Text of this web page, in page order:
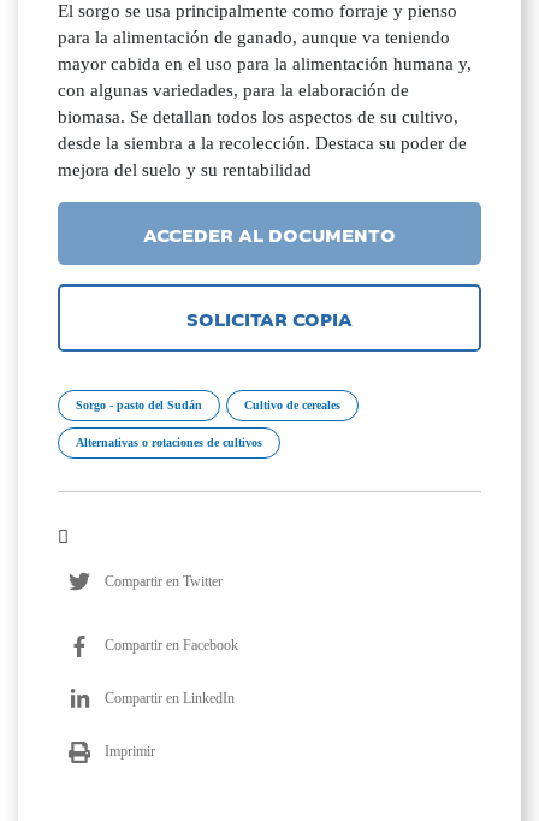
El sorgo se usa principalmente como forraje y pienso
para la alimentación de ganado, aunque va teniendo
mayor cabida en el uso para la alimentación humana y,
con algunas variedades, para la elaboración de
biomasa. Se detallan todos los aspectos de su cultivo,
desde la siembra a la recolección. Destaca su poder de
mejora del suelo y su rentabilidad
ACCEDER AL DOCUMENTO
SOLICITAR COPIA
Sorgo - pasto del Sudán Cultivo de cereales
Alternativas o rotaciones de cultivos
Compartir en Twitter
Compartir en Facebook
Compartir en LinkedIn
Imprimir